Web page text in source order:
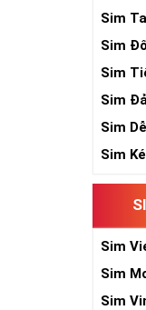
Sim
Sim
Sim
Sim
Sim
Sim
Sim
Siêu Rẻ
Sim
TK159
Sim